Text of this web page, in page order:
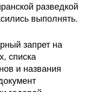
разведкой
запрет на
списка
и названия